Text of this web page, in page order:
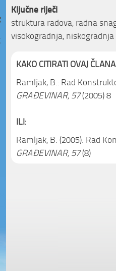
Ključne riječi
struktura radova, radna
visokogradnja, niskogradnja
KAKO CITIRATI OVAJ
Ramljak, B.: Rad
GRAĐEVINAR, 57(2005) 8
ILI:
Ramljak, B. (2005). Rad
GRAĐEVINAR, 57(8)